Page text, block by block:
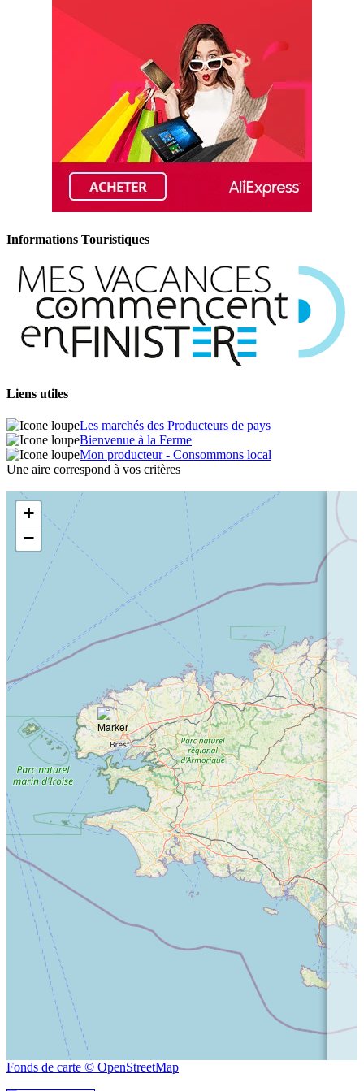
Informations Touristiques
Liens utiles
Les marchés des Producteurs de pays
Bienvenue à la Ferme
Mon producteur - Consommons local
Une aire correspond à vos critères
+
−
Fonds de carte © OpenStreetMap